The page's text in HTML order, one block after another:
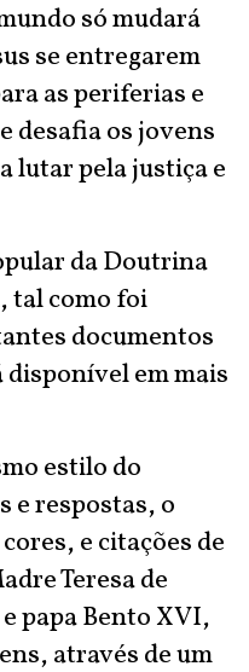
só mudará
se entregarem
as periferias e
desafia os jovens
lutar pela justiça e
da Doutrina
tal como foi
documentos
em mais
estilo do
e respostas, o
e citações de
Teresa de
papa Bento XVI,
através de um